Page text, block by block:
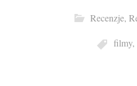
Recenzje,
filmy,